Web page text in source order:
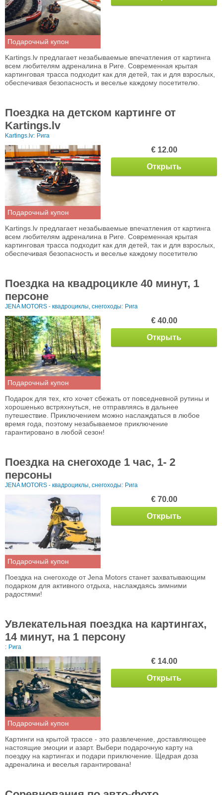
Подарочный купон
Kartings.lv предлагает незабываемые впечатления от картинга
всем любителям адреналина в Риге. Современная крытая
картинговая трасса подходит как для детей, так и для взрослых,
обеспечивая безопасность и веселье каждому посетителю.
Поездка на детском картинге от
Kartings.lv
Kartings.lv: Рига
Подарочный купон
€ 12.00
Открыть
Kartings.lv предлагает незабываемые впечатления от картинга
всем любителям адреналина в Риге. Современная крытая
картинговая трасса подходит как для детей, так и для взрослых,
обеспечивая безопасность и веселье каждому посетителю
Поездка на квадроцикле 40 минут, 1
персоне
JENA MOTORS - квадроциклы, снегоходы: Рига
Подарочный купон
€ 40.00
Открыть
Подарок для тех, кто хочет сбежать от повседневной рутины и
хорошенько встряхнуться, не отправляясь в дальнее
путешествие. Приключением можно наслаждаться в любое
время года, поэтому незабываемое приключение
гарантировано в любой сезон!
Поездка на снегоходе 1 час, 1- 2
персоны
JENA MOTORS - квадроциклы, снегоходы: Рига
Подарочный купон
€ 70.00
Открыть
Поездка на снегоходе от Jena Motors станет захватывающим
подарком для активного отдыха, наслаждаясь зимними
радостями!
Увлекательная поездка на картингах,
14 минут, на 1 персону
: Рига
Подарочный купон
€ 14.00
Открыть
Картинги на крытой трассе - это развлечение, доставляющее
настоящие эмоции и азарт. Выбери подарочную карту на
поездкy на картингах и подари приключение. Щедрая доза
адреналина и веселья гарантирована!